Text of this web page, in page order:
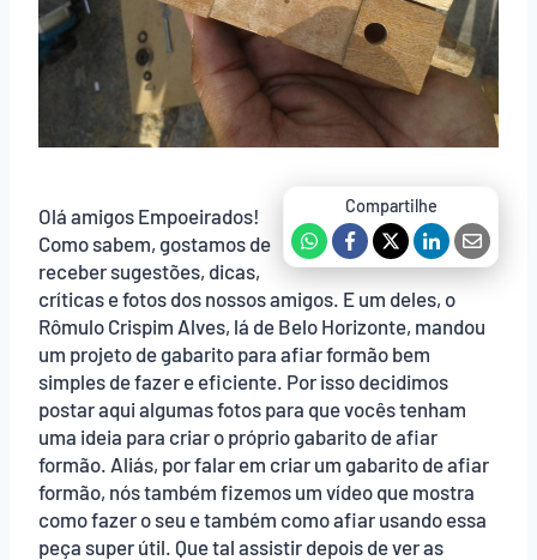
Olá amigos Empoeirados!
Como sabem, gostamos de
receber sugestões, dicas,
críticas e fotos dos nossos amigos. E um deles, o
Rômulo Crispim Alves, lá de Belo Horizonte, mandou
um projeto de gabarito para afiar formão bem
simples de fazer e eficiente. Por isso decidimos
postar aqui algumas fotos para que vocês tenham
uma ideia para criar o próprio gabarito de afiar
formão. Aliás, por falar em criar um gabarito de afiar
formão, nós também fizemos um vídeo que mostra
como fazer o seu e também como afiar usando essa
peça super útil. Que tal assistir depois de ver as